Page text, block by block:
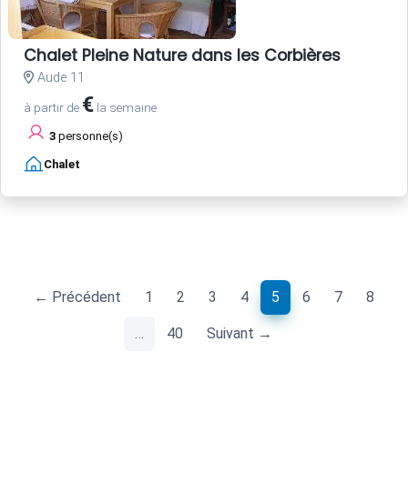
Chalet Pleine Nature dans les Corbières
Aude 11
à partir de € la semaine
3 personne(s)
Chalet
← Précédent 1 2 3 4 5 (current)
6 7 8
… 40 Suivant →